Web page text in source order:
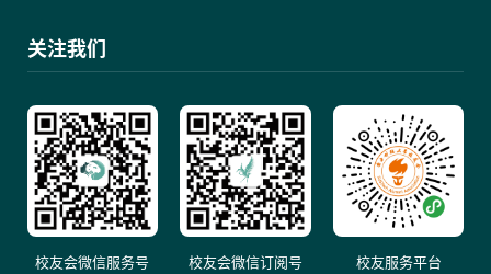
关注我们
校友会微信服务号 校友会微信订阅号 校友服务平台